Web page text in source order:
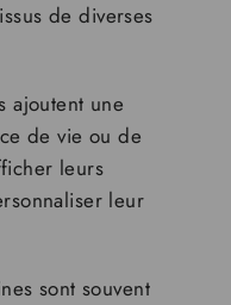
de diverses
ajoutent une
de vie ou de
leurs
leur
sont souvent